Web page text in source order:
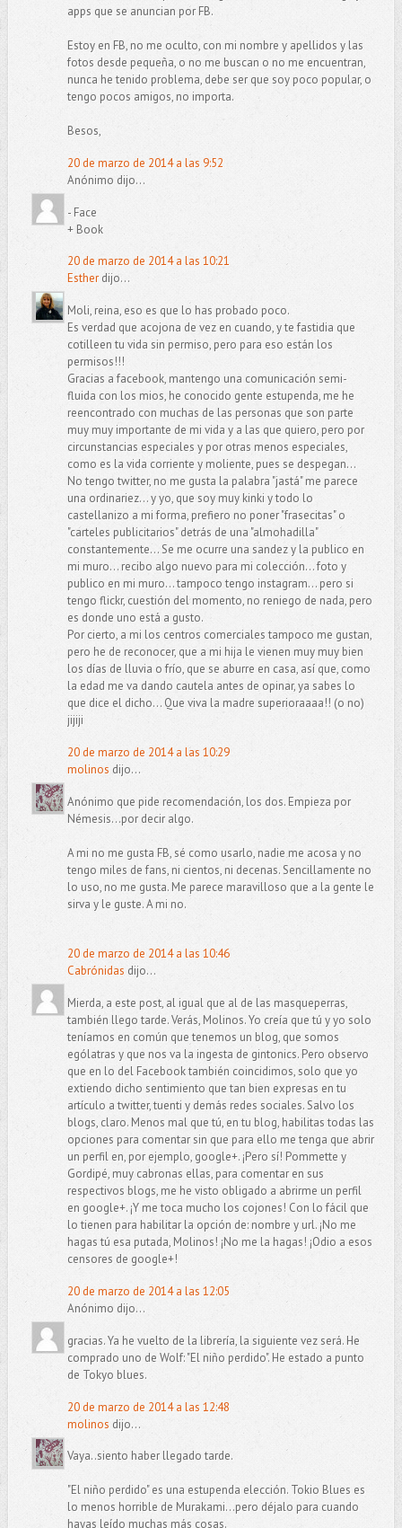
apps que se anuncian por FB.
Estoy en FB, no me oculto, con mi nombre y apellidos y las
fotos desde pequeña, o no me buscan o no me encuentran,
nunca he tenido problema, debe ser que soy poco popular, o
tengo pocos amigos, no importa.
Besos,
20 de marzo de 2014 a las 9:52
Anónimo dijo...
- Face
+ Book
20 de marzo de 2014 a las 10:21
Estherdijo...
Moli, reina, eso es que lo has probado poco.
Es verdad que acojona de vez en cuando, y te fastidia que
cotilleen tu vida sin permiso, pero para eso están los
permisos!!!
Gracias a facebook, mantengo una comunicación semi-
fluida con los mios, he conocido gente estupenda, me he
reencontrado con muchas de las personas que son parte
muy muy importante de mi vida y a las que quiero, pero por
circunstancias especiales y por otras menos especiales,
como es la vida corriente y moliente, pues se despegan...
No tengo twitter, no me gusta la palabra "jastá" me parece
una ordinariez... y yo, que soy muy kinki y todo lo
castellanizo a mi forma, prefiero no poner "frasecitas" o
"carteles publicitarios" detrás de una "almohadilla"
constantemente... Se me ocurre una sandez y la publico en
mi muro... recibo algo nuevo para mi colección... foto y
publico en mi muro... tampoco tengo instagram... pero si
tengo flickr, cuestión del momento, no reniego de nada, pero
es donde uno está a gusto.
Por cierto, a mi los centros comerciales tampoco me gustan,
pero he de reconocer, que a mi hija le vienen muy muy bien
los días de lluvia o frío, que se aburre en casa, así que, como
la edad me va dando cautela antes de opinar, ya sabes lo
que dice el dicho... Que viva la madre superioraaaa!! (o no)
jijiji
20 de marzo de 2014 a las 10:29
molinos dijo...
Anónimo que pide recomendación, los dos. Empieza por
Némesis...por decir algo.
A mi no me gusta FB, sé como usarlo, nadie me acosa y no
tengo miles de fans, ni cientos, ni decenas. Sencillamente no
lo uso, no me gusta. Me parece maravilloso que a la gente le
sirva y le guste. A mi no.
20 de marzo de 2014 a las 10:46
Cabrónidas dijo...
Mierda, a este post, al igual que al de las masqueperras,
también llego tarde. Verás, Molinos. Yo creía que tú y yo solo
teníamos en común que tenemos un blog, que somos
ególatras y que nos va la ingesta de gintonics. Pero observo
que en lo del Facebook también coincidimos, solo que yo
extiendo dicho sentimiento que tan bien expresas en tu
artículo a twitter, tuenti y demás redes sociales. Salvo los
blogs, claro. Menos mal que tú, en tu blog, habilitas todas las
opciones para comentar sin que para ello me tenga que abrir
un perfil en, por ejemplo, google+. ¡Pero sí! Pommette y
Gordipé, muy cabronas ellas, para comentar en sus
respectivos blogs, me he visto obligado a abrirme un perfil
en google+. ¡Y me toca mucho los cojones! Con lo fácil que
lo tienen para habilitar la opción de: nombre y url. ¡No me
hagas tú esa putada, Molinos! ¡No me la hagas! ¡Odio a esos
censores de google+!
20 de marzo de 2014 a las 12:05
Anónimo dijo...
gracias. Ya he vuelto de la librería, la siguiente vez será. He
comprado uno de Wolf: "El niño perdido". He estado a punto
de Tokyo blues.
20 de marzo de 2014 a las 12:48
molinos dijo...
Vaya..siento haber llegado tarde.
"El niño perdido" es una estupenda elección. Tokio Blues es
lo menos horrible de Murakami...pero déjalo para cuando
hayas leído muchas más cosas.